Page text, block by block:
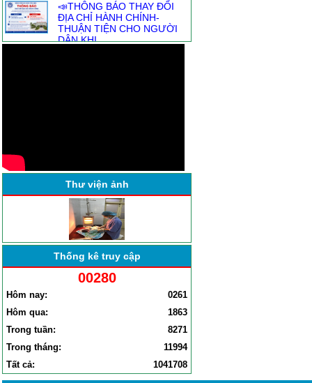
📣THÔNG BÁO THAY ĐỔI
ĐỊA CHỈ HÀNH CHÍNH-
THUẬN TIỆN CHO NGƯỜI
DÂN KHI . . .
Thư viện ảnh
Thống kê truy cập
00280
Hôm nay:
0261
Hôm qua:
1863
Trong tuần:
8271
Trong tháng:
11994
Tất cả:
1041708